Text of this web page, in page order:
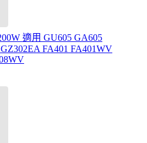
適用 GU605 GA605
FA401 FA401WV